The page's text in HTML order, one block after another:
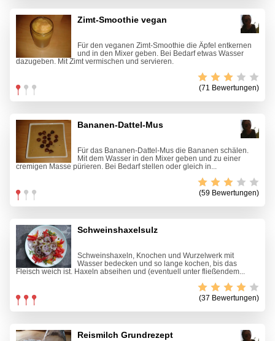
Zimt-Smoothie vegan
Für den veganen Zimt-Smoothie die Äpfel entkernen
und in den Mixer geben. Bei Bedarf etwas Wasser
dazugeben. Mit Zimt vermischen und servieren.
(71 Bewertungen)
Bananen-Dattel-Mus
Für das Bananen-Dattel-Mus die Bananen schälen.
Mit dem Wasser in den Mixer geben und zu einer
cremigen Masse pürieren. Bei Bedarf stellen oder gleich in...
(59 Bewertungen)
Schweinshaxelsulz
Schweinshaxeln, Knochen und Wurzelwerk mit
Wasser bedecken und so lange kochen, bis das
Fleisch weich ist. Haxeln abseihen und (eventuell unter fließendem...
(37 Bewertungen)
Reismilch Grundrezept